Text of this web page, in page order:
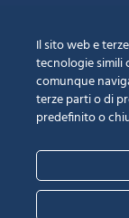
Richiedi Preventivo
Certificazioni
Cookie Policy
Il sito web e
tecnologie simili
comunque
terze parti o di
predefinito o